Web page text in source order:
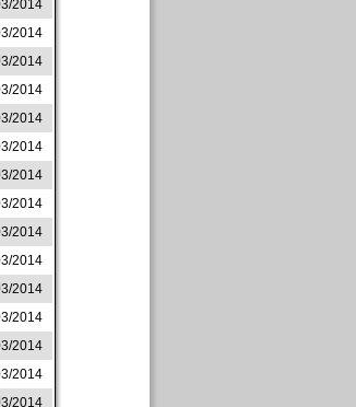
2014
2014
2014
2014
2014
2014
2014
2014
2014
2014
2014
2014
2014
2014
2014